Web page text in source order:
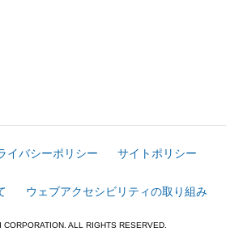
イバシーポリシー サイトポリシー
ウェブアクセシビリティの取り組み
ALL RIGHTS RESERVED.